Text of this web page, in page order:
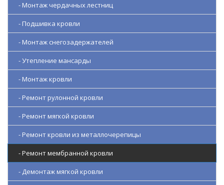
- Монтаж чердачных лестниц
- Подшивка кровли
- Монтаж снегозадержателей
- Утепление мансарды
- Монтаж кровли
- Ремонт рулонной кровли
- Ремонт мягкой кровли
- Ремонт кровли из металлочерепицы
- Ремонт мембранной кровли
- Демонтаж мягкой кровли